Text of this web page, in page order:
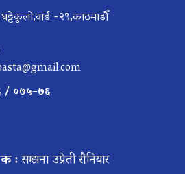
-२९,काठमाडौँ
/ ०७५–७६
:सम्झना उप्रेती रौनियार